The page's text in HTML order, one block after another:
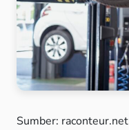
Sumber: raconteur.net